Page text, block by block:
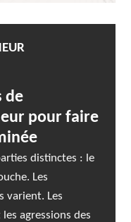
de
pour faire
distinctes : le
Les
varient. Les
agressions des